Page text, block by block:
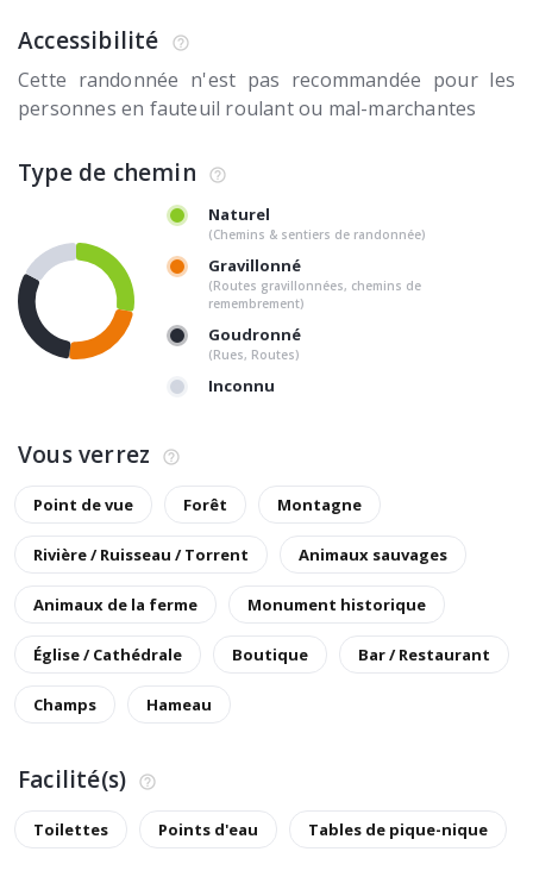
Accessibilité
Cette randonnée n'est pas recommandée pour les
personnes en fauteuil roulant ou mal-marchantes
Type de chemin
Naturel
(Chemins & sentiers de randonnée)
Gravillonné
(Routes gravillonnées, chemins de
remembrement)
Goudronné
(Rues, Routes)
Inconnu
Vous verrez
Point de vue Forêt Montagne
Rivière / Ruisseau / Torrent Animaux sauvages
Animaux de la ferme Monument historique
Église / Cathédrale Boutique Bar / Restaurant
Champs Hameau
Facilité(s)
Toilettes Points d'eau Tables de pique-nique